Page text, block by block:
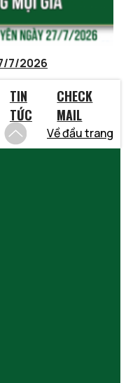
7/2026
TIN
TỨC
CHECK
MAIL
Về đầu trang